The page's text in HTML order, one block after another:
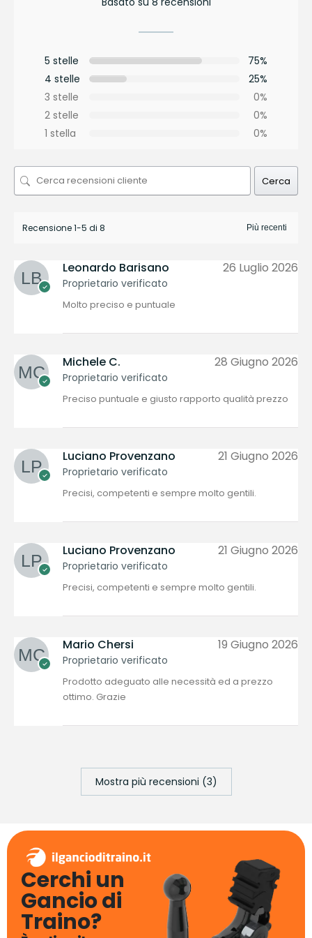
5 stelle
75%
4 stelle
25%
3 stelle
0%
2 stelle
0%
1 stella
0%
Cerca
Recensione 1-5 di 8
Leonardo Barisano
Proprietario verificato
26 Luglio 2026
Molto preciso e puntuale
Michele C.
Proprietario verificato
28 Giugno 2026
Preciso puntuale e giusto rapporto qualità prezzo
Luciano Provenzano
Proprietario verificato
21 Giugno 2026
Precisi, competenti e sempre molto gentili.
Luciano Provenzano
Proprietario verificato
21 Giugno 2026
Precisi, competenti e sempre molto gentili.
Mario Chersi
Proprietario verificato
19 Giugno 2026
Prodotto adeguato alle necessità ed a prezzo
ottimo. Grazie
Mostra più recensioni (3)
Cerchi un
Gancio di
Traino?